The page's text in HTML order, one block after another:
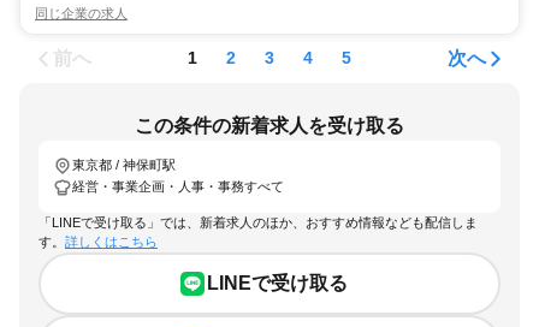
同じ企業の求人
前へ 1 2 3 4 5 次へ
この条件の新着求人を受け取る
東京都 / 神保町駅
経営・事業企画・人事・事務すべて
「LINEで受け取る」では、新着求人のほか、おすすめ情報なども配信しま
す。 詳しくはこちら
LINEで受け取る